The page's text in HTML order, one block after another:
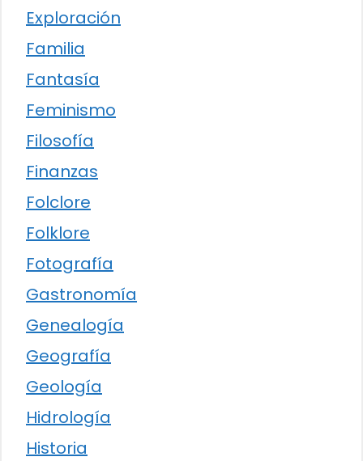
Exploración
Familia
Fantasía
Feminismo
Filosofía
Finanzas
Folclore
Folklore
Fotografía
Gastronomía
Genealogía
Geografía
Geología
Hidrología
Historia